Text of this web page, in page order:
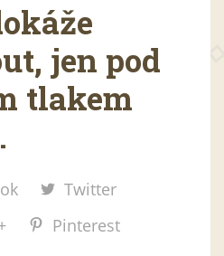
jen pod
tlakem
Twitter
Pinterest